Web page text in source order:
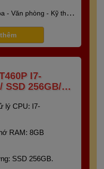
- Văn phòng - Kỹ thuật
I7-
SSD 256GB/
lý CPU: I7-
RAM: 8GB
SSD 256GB.